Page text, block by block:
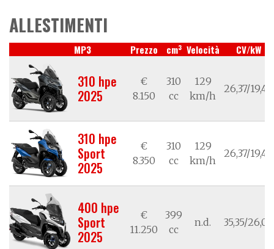
ALLESTIMENTI
MP3 Prezzo cm3 Velocità CV/kW
310 hpe
2025
€
8.150
310
cc
129
km/h
26,37/19,40
310 hpe
Sport
2025
€
8.350
310
cc
129
km/h
26,37/19,40
400 hpe
Sport
2025
€
11.250
399
cc
n.d. 35,35/26,00